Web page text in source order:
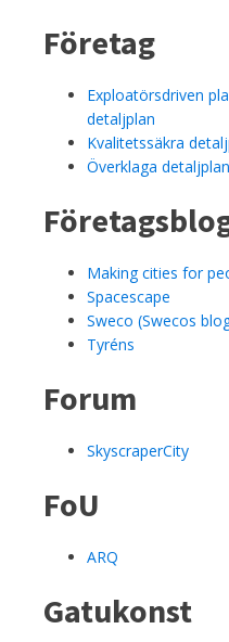
Företag
Exploatörsdriven
detaljplan
Kvalitetssäkra
Överklaga detaljplan
Making cities for
Spacescape
Sweco (Swecos
Tyréns
Forum
SkyscraperCity
FoU
ARQ
Gatukonst